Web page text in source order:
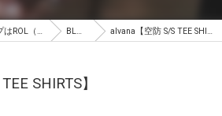
吉祥寺のセレクトショップはROL（ロル） BLOG alvana【空防 S/S TEE SHIRTS】
SHIRTS】